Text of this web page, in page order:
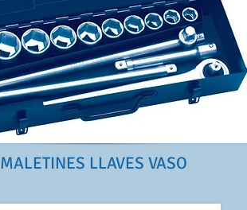
MALETINES LLAVES VASO